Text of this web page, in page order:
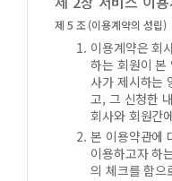
제 5 조 (이용계약의 성립)
이용계약은 회
하는 회원이 본
사가 제시하는
고, 그 신청한
회사와 회원간
본 이용약관에
이용하고자 하
의 체크를 함으